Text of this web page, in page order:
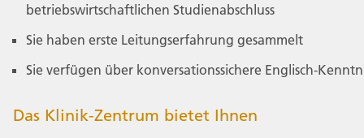
betriebswirtschaftlichen Studienabschluss
Sie haben erste Leitungserfahrung gesammelt
Sie verfügen über konversationssichere Englisch-
Das Klinik-Zentrum bietet Ihnen